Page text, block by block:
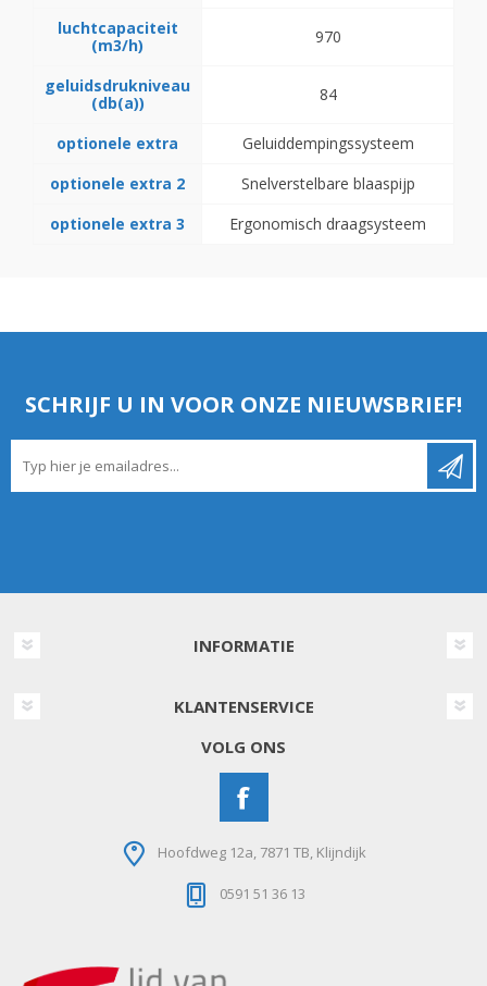
luchtcapaciteit
(m3/h)
970
geluidsdrukniveau
(db(a))
84
optionele extra
Geluiddempingssysteem
optionele extra 2
Snelverstelbare blaaspijp
optionele extra 3
Ergonomisch draagsysteem
SCHRIJF U IN VOOR ONZE NIEUWSBRIEF!
INFORMATIE
KLANTENSERVICE
VOLG ONS
Hoofdweg 12a, 7871 TB, Klijndijk
0591 51 36 13